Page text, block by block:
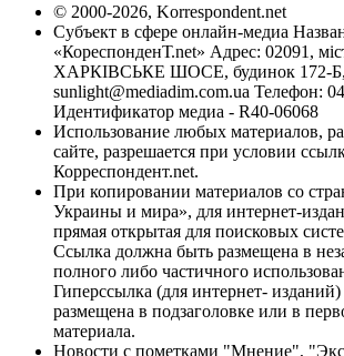
© 2000-2026, Korrespondent.net
Субъект в сфере онлайн-медиа
«КореспонденТ.net» Адрес: 02091,
ХАРКІВСЬКЕ ШОСЕ, будинок 172-Б,
sunlight@mediadim.com.ua Телефон:
Идентификатор медиа - R40-06068
Использование любых материалов,
сайте, разрешается при условии
Корреспондент.net.
При копировании материалов со
Украины и мира», для интернет-
прямая открытая для поисковых
Ссылка должна быть размещена в
полного либо частичного
Гиперссылка (для интернет-
размещена в подзаголовке или в
материала.
Новости с пометками "Мнение",